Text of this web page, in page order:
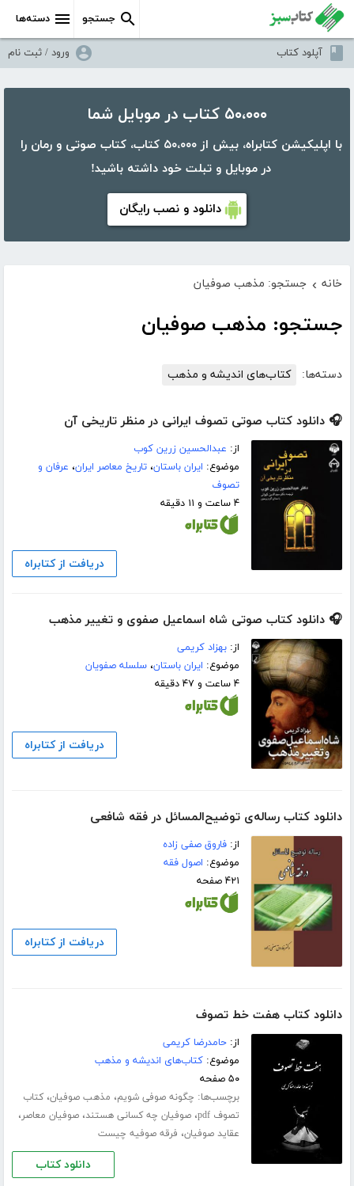
دسته‌ها جستجو
آپلود کتاب ورود / ثبت نام
۵۰،۰۰۰ کتاب در موبایل شما
با اپلیکیشن کتابراه، بیش از ۵۰،۰۰۰ کتاب، کتاب صوتی و رمان را
در موبایل و تبلت خود داشته باشید!
دانلود و نصب رایگان
خانه › جستجو: مذهب صوفیان
جستجو: مذهب صوفیان
دسته‌ها: کتاب‌های اندیشه و مذهب
🎧 دانلود کتاب صوتی تصوف ایرانی در منظر تاریخی آن
از: عبدالحسین زرین کوب
موضوع: ایران باستان،تاریخ معاصر ایران، عرفان و
تصوف
۴ ساعت و ۱۱ دقیقه
دریافت از کتابراه
🎧 دانلود کتاب صوتی شاه اسماعیل صفوی و تغییر مذهب
از:بهزاد کریمی
موضوع: ایران باستان،سلسله صفویان
۴ ساعت و ۴۷ دقیقه
دریافت از کتابراه
دانلود کتاب رساله‌ی توضیح‌المسائل در فقه شافعی
از:فاروق صفی زاده
موضوع: اصول فقه
۴۲۱ صفحه
دریافت از کتابراه
دانلود کتاب هفت خط تصوف
از:حامدرضا کریمی
موضوع:کتاب‌های اندیشه و مذهب
۵۰ صفحه
برچسب‌ها: چگونه صوفی شویم، مذهب صوفیان،کتاب
تصوف pdf
،صوفیان چه کسانی هستند،صوفیان معاصر،
عقاید صوفیان، فرقه صوفیه چیست
دانلود کتاب